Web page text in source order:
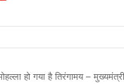
से किसानों में उत्साह, नैनो
हो गया है तिरंगामय –